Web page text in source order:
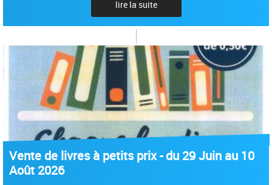
lire la suite
Vente de livres à petits prix - du 29 Juin au 10
Août 2026